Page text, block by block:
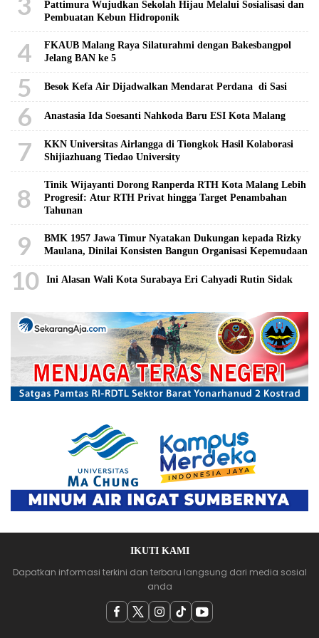
Pattimura Wujudkan Sekolah Hijau Melalui Sosialisasi dan
Pembuatan Kebun Hidroponik
4
FKAUB Malang Raya Silaturahmi dengan Bakesbangpol
Jelang BAN ke 5
5 Besok Kefa Air Dijadwalkan Mendarat Perdana di Sasi
6 Anastasia Ida Soesanti Nahkoda Baru ESI Kota Malang
7
KKN Universitas Airlangga di Tiongkok Hasil Kolaborasi ​
Shijiazhuang Tiedao University
8
Tinik Wijayanti Dorong Ranperda RTH Kota Malang Lebih
Progresif: Atur RTH Privat hingga Target Penambahan
Tahunan
9
BMK 1957 Jawa Timur Nyatakan Dukungan kepada Rizky
Maulana, Dinilai Konsisten Bangun Organisasi Kepemudaan
10 Ini Alasan Wali Kota Surabaya Eri Cahyadi Rutin Sidak
IKUTI KAMI
Dapatkan informasi terkini dan terbaru langsung dari media sosial
anda